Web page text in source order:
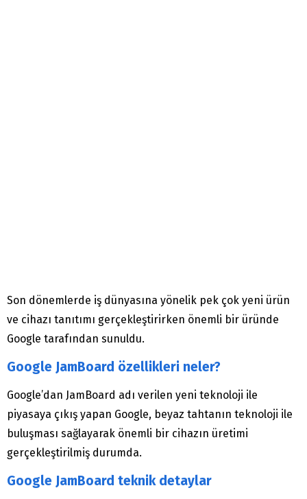
Son dönemlerde iş dünyasına yönelik pek çok yeni ürün
ve cihazı tanıtımı gerçekleştirirken önemli bir üründe
Google tarafından sunuldu.
Google JamBoard özellikleri neler?
Google’dan JamBoard adı verilen yeni teknoloji ile
piyasaya çıkış yapan Google, beyaz tahtanın teknoloji ile
buluşması sağlayarak önemli bir cihazın üretimi
gerçekleştirilmiş durumda.
Google JamBoard teknik detaylar